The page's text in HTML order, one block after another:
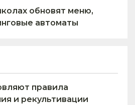
обновят меню,
автоматы
правила
и рекультивации